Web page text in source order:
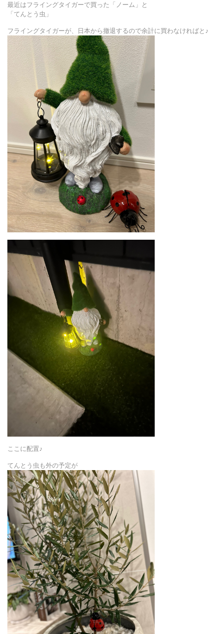
最近はフライングタイガーで買った「ノーム」と
「てんとう虫」
フライングタイガーが、日本から撤退するので余計に買わなければと♪
ここに配置♪
てんとう虫も外の予定が